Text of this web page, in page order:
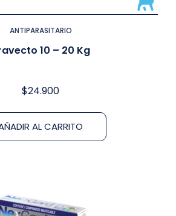
ANTIPARASITARIO
10 – 20 Kg
$24.900
AL CARRITO